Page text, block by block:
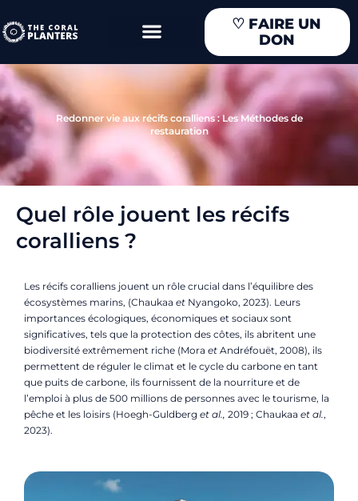
au
contenu
♡ FAIRE UN
DON
Redonner vie aux récifs coralliens : Les Méthodes de
restauration
Quel rôle jouent les récifs
coralliens ?
Les récifs coralliens jouent un rôle crucial dans l’équilibre des
écosystèmes marins, (Chaukaa et Nyangoko, 2023). Leurs
importances écologiques, économiques et sociaux sont
significatives, tels que la protection des côtes, ils abritent une
biodiversité extrêmement riche (Mora et Andréfouët, 2008), ils
permettent de réguler le climat et le cycle du carbone en tant
que puits de carbone, ils fournissent de la nourriture et de
l’emploi à plus de 500 millions de personnes avec le tourisme, la
pêche et les loisirs (Hoegh-Guldberg et al., 2019 ; Chaukaa et al.,
2023).